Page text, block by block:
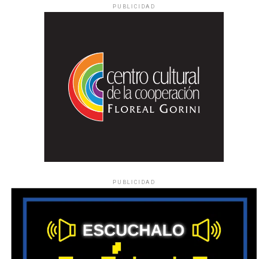
PUBLICIDAD
PUBLICIDAD